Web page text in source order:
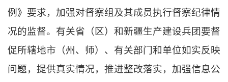
例》要求，加强对督察组及其成员执行督察纪律情
况的监督。有关省（区）和新疆生产建设兵团要督
促所辖地市（州、师）、有关部门和单位如实反映
问题，提供真实情况，推进整改落实，加强信息公